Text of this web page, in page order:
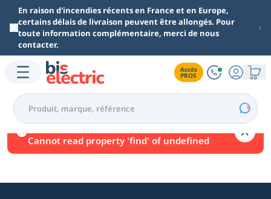
Aller au contenu principal
En raison d'incendies récents en France et en Europe,
certains délais de livraison peuvent être allongés. Pour
toute information complémentaire, merci de nous
contacter.
Accès
PROS
Une erreur est survenue.
Cannot read property 'find' of undefined